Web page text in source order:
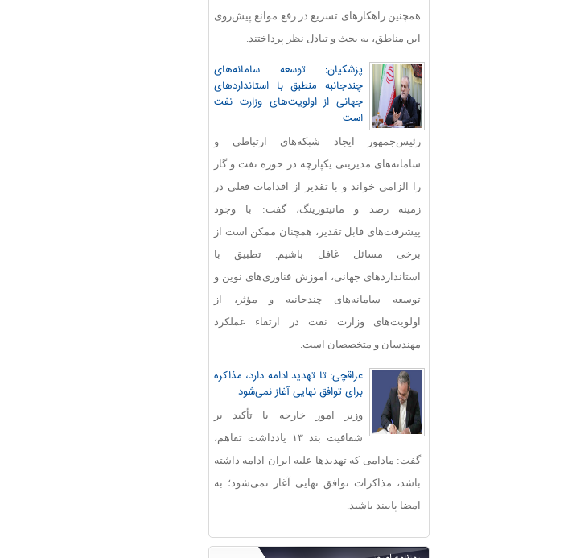
همچنین راهکارهای تسریع در رفع موانع پیش‌روی
این مناطق، به بحث و تبادل نظر پرداختند.
پزشکیان: توسعه سامانه‌های
چندجانبه منطبق با استانداردهای
جهانی از اولویت‌های وزارت نفت
است
رئیس‌جمهور ایجاد شبکه‌های ارتباطی و
سامانه‌های مدیریتی یکپارچه در حوزه نفت و گاز
را الزامی خواند و با تقدیر از اقدامات فعلی در
زمینه رصد و مانیتورینگ، گفت: با وجود
پیشرفت‌های قابل‌ تقدیر، همچنان ممکن است از
برخی مسائل غافل باشیم. تطبیق با
استانداردهای جهانی، آموزش فناوری‌های نوین و
توسعه سامانه‌های چندجانبه و مؤثر، از
اولویت‌های وزارت نفت در ارتقاء عملکرد
مهندسان و متخصصان است.
عراقچی: تا تهدید ادامه دارد، مذاکره
برای توافق نهایی آغاز نمی‌شود
وزیر امور خارجه با تأکید بر
شفافیت بند ۱۳ یادداشت تفاهم،
گفت: مادامی که تهدیدها علیه ایران ادامه داشته
باشد، مذاکرات توافق نهایی آغاز نمی‌شود؛ به
امضا پایبند باشید.